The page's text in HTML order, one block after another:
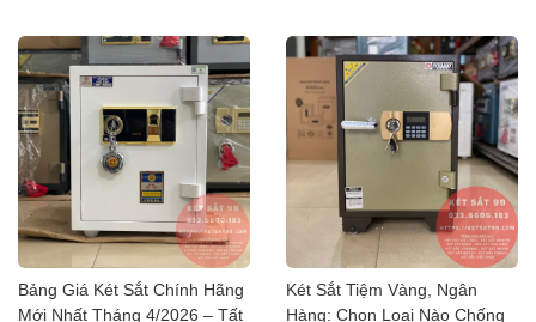
Bảng Giá Két Sắt Chính Hãng
Mới Nhất Tháng 4/2026 – Tất
Két Sắt Tiệm Vàng, Ngân
Hàng: Chọn Loại Nào Chống